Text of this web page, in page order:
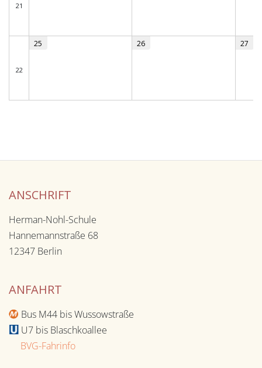
21
22
25 26 27
ANSCHRIFT
Herman-Nohl-Schule
Hannemannstraße 68
12347 Berlin
ANFAHRT
Bus M44 bis Wussowstraße
U7 bis Blaschkoallee
BVG-Fahrinfo